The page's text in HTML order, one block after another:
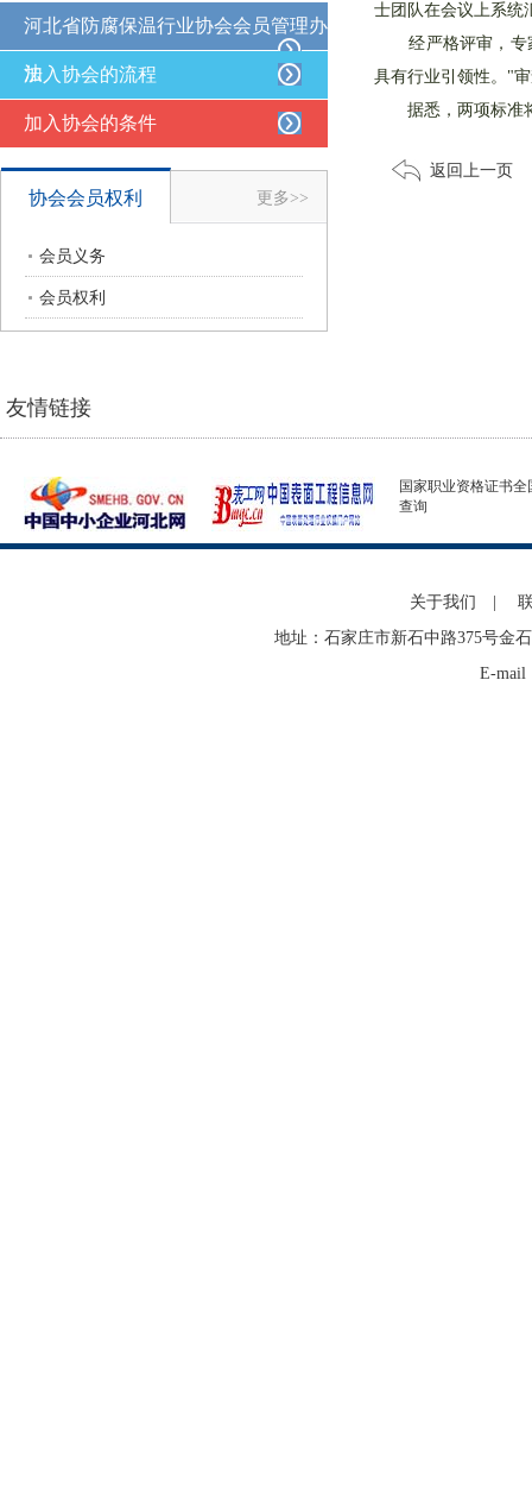
河北省防腐保温行业协会会员管理办
法
加入协会的流程
加入协会的条件
协会会员权利 更多>>
会员义务
会员权利
士团队在会议上系统
经严格评审，专家
具有行业引领性。"
据悉，两项标准将
返回上一页
友情链接
国家职业资格证书全
查询
关于我们
地址：石家庄市新石中路375号金
E-mail